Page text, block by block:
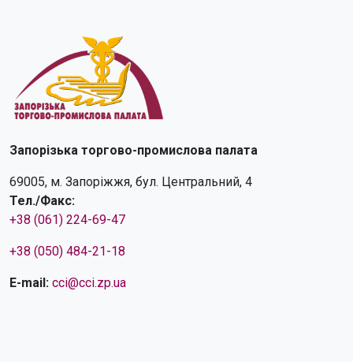
Запорізька торгово-промислова палата
69005, м. Запоріжжя, бул. Центральний, 4
Тел./Факс:
+38 (061) 224-69-47
+38 (050) 484-21-18
E-mail: cci@cci.zp.ua